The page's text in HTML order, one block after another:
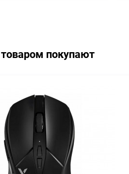
покупают